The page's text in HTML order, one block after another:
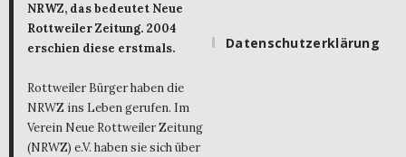
NRWZ, das bedeutet Neue
Rottweiler Zeitung. 2004
erschien diese erstmals.
Rottweiler Bürger haben die
NRWZ ins Leben gerufen. Im
Verein Neue Rottweiler Zeitung
(NRWZ) e.V. haben sie sich über
Datenschutzerklärung